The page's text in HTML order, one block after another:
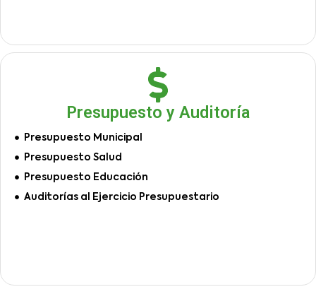
Presupuesto y Auditoría
Presupuesto Municipal
Presupuesto Salud
Presupuesto Educación
Auditorías al Ejercicio Presupuestario